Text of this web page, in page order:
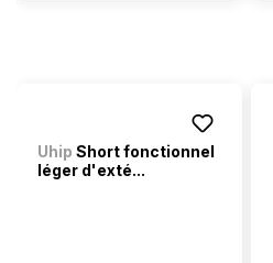
Uhip Short fonctionnel
léger d'exté...